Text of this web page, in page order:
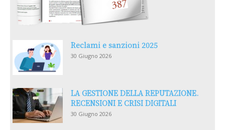
Reclami e sanzioni 2025
30 Giugno 2026
LA GESTIONE DELLA REPUTAZIONE.
RECENSIONI E CRISI DIGITALI
30 Giugno 2026